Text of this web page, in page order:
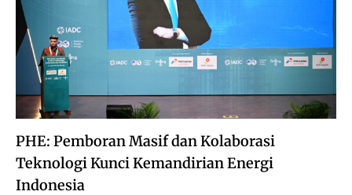
PHE: Pemboran Masif dan Kolaborasi
Teknologi Kunci Kemandirian Energi
Indonesia